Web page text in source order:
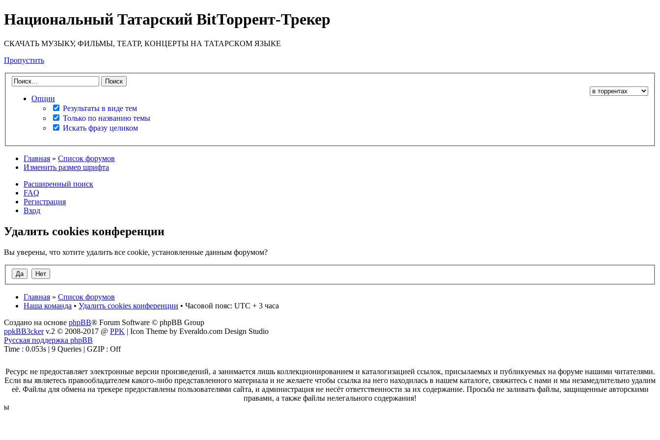
Национальный Татарский BitТоррент-Трекер
СКАЧАТЬ МУЗЫКУ, ФИЛЬМЫ, ТЕАТР, КОНЦЕРТЫ НА ТАТАРСКОМ ЯЗЫКЕ
Пропустить
Опции
Результаты в виде тем
Только по названию темы
Искать фразу целиком
Главная » Список форумов
Изменить размер шрифта
Расширенный поиск
FAQ
Регистрация
Вход
Удалить cookies конференции
Вы уверены, что хотите удалить все cookie, установленные данным форумом?
Главная » Список форумов
Наша команда • Удалить cookies конференции • Часовой пояс: UTC + 3 часа
Создано на основе phpBB® Forum Software © phpBB Group
ppkBB3ckerv.2 © 2008-2017 @ PPK | Icon Theme by Everaldo.com Design Studio
Русская поддержка phpBB
Time : 0.053s | 9 Queries | GZIP : Off
Ресурс не предоставляет электронные версии произведений, а занимается лишь коллекционированием и каталогизацией ссылок, присылаемых и публикуемых на форуме нашими читателями.
Если вы являетесь правообладателем какого-либо представленного материала и не желаете чтобы ссылка на него находилась в нашем каталоге, свяжитесь с нами и мы незамедлительно удалим
её. Файлы для обмена на трекере предоставлены пользователями сайта, и администрация не несёт ответственности за их содержание. Просьба не заливать файлы, защищенные авторскими
правами, а также файлы нелегального содержания!
ы